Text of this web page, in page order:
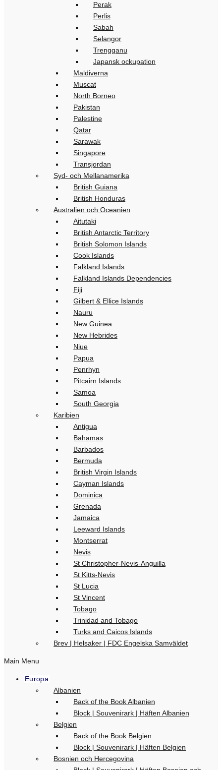
Perak
Perlis
Sabah
Selangor
Trengganu
Japansk ockupation
Maldiverna
Muscat
North Borneo
Pakistan
Palestine
Qatar
Sarawak
Singapore
Transjordan
Syd- och Mellanamerika
British Guiana
British Honduras
Australien och Oceanien
Aitutaki
British Antarctic Territory
British Solomon Islands
Cook Islands
Falkland Islands
Falkland Islands Dependencies
Fiji
Gilbert & Ellice Islands
Nauru
New Guinea
New Hebrides
Niue
Papua
Penrhyn
Pitcairn Islands
Samoa
South Georgia
Karibien
Antigua
Bahamas
Barbados
Bermuda
British Virgin Islands
Cayman Islands
Dominica
Grenada
Jamaica
Leeward Islands
Montserrat
Nevis
St Christopher-Nevis-Anguilla
St Kitts-Nevis
St Lucia
St Vincent
Tobago
Trinidad and Tobago
Turks and Caicos Islands
Brev | Helsaker | FDC Engelska Samväldet
Main Menu
Europa
Albanien
Back of the Book Albanien
Block | Souvenirark | Häften Albanien
Belgien
Back of the Book Belgien
Block | Souvenirark | Häften Belgien
Bosnien och Hercegovina